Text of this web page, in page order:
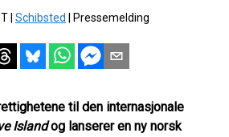
Schibsted Pressemelding
til den internasjonale
Islandog lanserer en ny norsk